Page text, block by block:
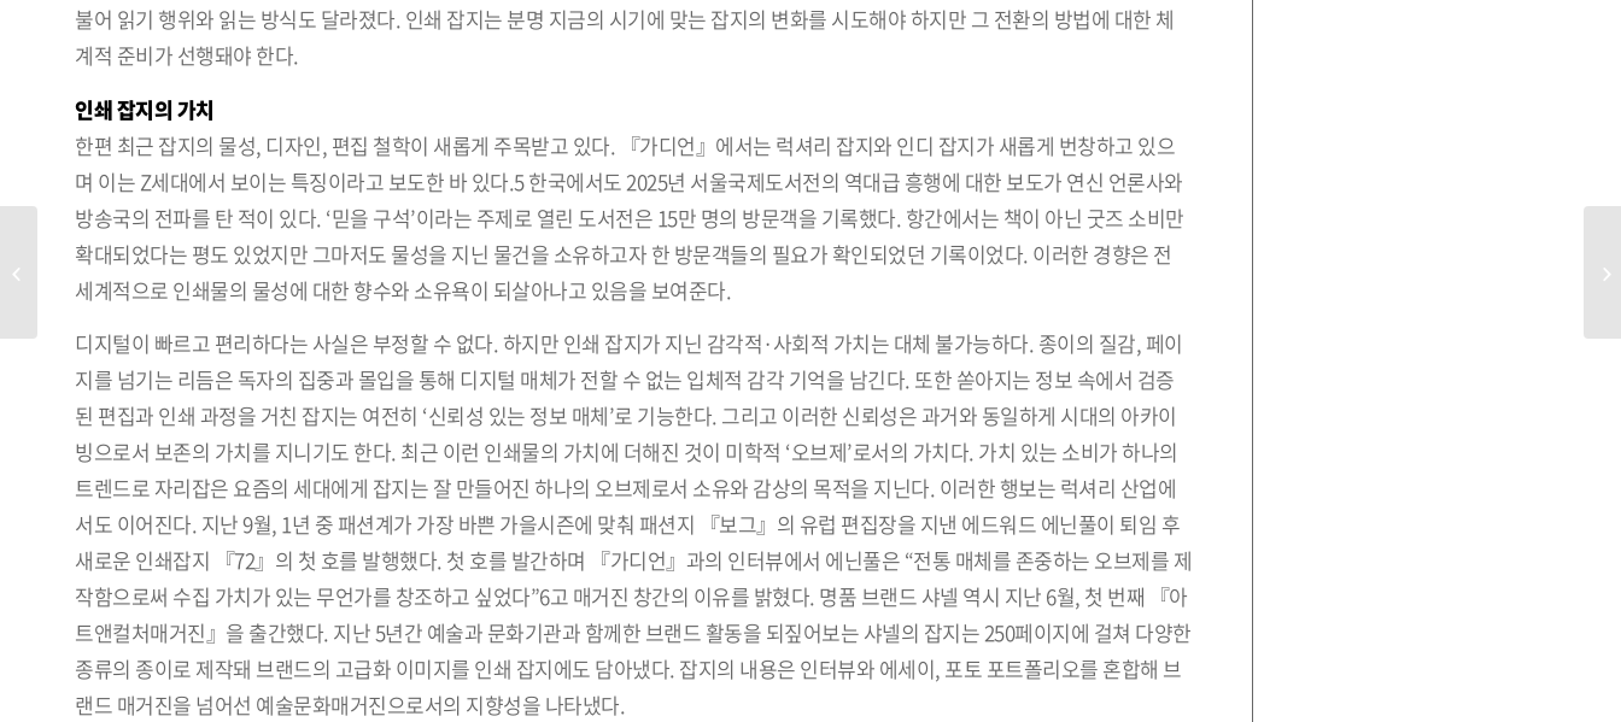
불어 읽기 행위와 읽는 방식도 달라졌다. 인쇄 잡지는 분명 지금의 시기에 맞는 잡지의 변화를 시도해야 하지만 그 전환의 방법에 대한 체
계적 준비가 선행돼야 한다.
인쇄 잡지의 가치
한편 최근 잡지의 물성, 디자인, 편집 철학이 새롭게 주목받고 있다. 『가디언』에서는 럭셔리 잡지와 인디 잡지가 새롭게 번창하고 있으
며 이는 Z세대에서 보이는 특징이라고 보도한 바 있다.5 한국에서도 2025년 서울국제도서전의 역대급 흥행에 대한 보도가 연신 언론사와
방송국의 전파를 탄 적이 있다. ‘믿을 구석’이라는 주제로 열린 도서전은 15만 명의 방문객을 기록했다. 항간에서는 책이 아닌 굿즈 소비만
확대되었다는 평도 있었지만 그마저도 물성을 지닌 물건을 소유하고자 한 방문객들의 필요가 확인되었던 기록이었다. 이러한 경향은 전
세계적으로 인쇄물의 물성에 대한 향수와 소유욕이 되살아나고 있음을 보여준다.
디지털이 빠르고 편리하다는 사실은 부정할 수 없다. 하지만 인쇄 잡지가 지닌 감각적·사회적 가치는 대체 불가능하다. 종이의 질감, 페이
지를 넘기는 리듬은 독자의 집중과 몰입을 통해 디지털 매체가 전할 수 없는 입체적 감각 기억을 남긴다. 또한 쏟아지는 정보 속에서 검증
된 편집과 인쇄 과정을 거친 잡지는 여전히 ‘신뢰성 있는 정보 매체’로 기능한다. 그리고 이러한 신뢰성은 과거와 동일하게 시대의 아카이
빙으로서 보존의 가치를 지니기도 한다. 최근 이런 인쇄물의 가치에 더해진 것이 미학적 ‘오브제’로서의 가치다. 가치 있는 소비가 하나의
트렌드로 자리잡은 요즘의 세대에게 잡지는 잘 만들어진 하나의 오브제로서 소유와 감상의 목적을 지닌다. 이러한 행보는 럭셔리 산업에
서도 이어진다. 지난 9월, 1년 중 패션계가 가장 바쁜 가을시즌에 맞춰 패션지 『보그』의 유럽 편집장을 지낸 에드워드 에닌풀이 퇴임 후
새로운 인쇄잡지 『72』의 첫 호를 발행했다. 첫 호를 발간하며 『가디언』과의 인터뷰에서 에닌풀은 “전통 매체를 존중하는 오브제를 제
작함으로써 수집 가치가 있는 무언가를 창조하고 싶었다”6고 매거진 창간의 이유를 밝혔다. 명품 브랜드 샤넬 역시 지난 6월, 첫 번째 『아
트앤컬처매거진』을 출간했다. 지난 5년간 예술과 문화기관과 함께한 브랜드 활동을 되짚어보는 샤넬의 잡지는 250페이지에 걸쳐 다양한
종류의 종이로 제작돼 브랜드의 고급화 이미지를 인쇄 잡지에도 담아냈다. 잡지의 내용은 인터뷰와 에세이, 포토 포트폴리오를 혼합해 브
랜드 매거진을 넘어선 예술문화매거진으로서의 지향성을 나타냈다.
월간미술 포럼 ‘기록하는 잡
지, 비평하는 잡지’